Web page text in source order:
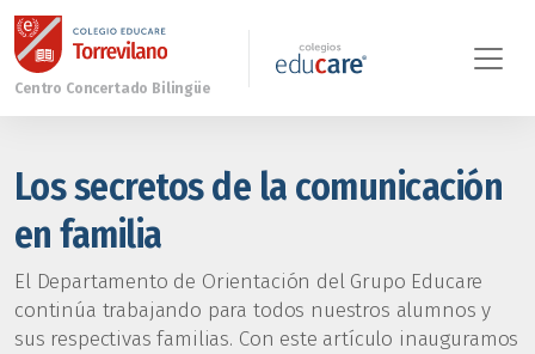
Los secretos de la comunicación
en familia
El Departamento de Orientación del Grupo Educare
continúa trabajando para todos nuestros alumnos y
sus respectivas familias. Con este artículo inauguramos